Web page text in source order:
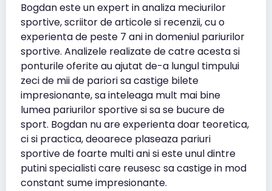
Bogdan este un expert in analiza meciurilor
sportive, scriitor de articole si recenzii, cu o
experienta de peste 7 ani in domeniul pariurilor
sportive. Analizele realizate de catre acesta si
ponturile oferite au ajutat de-a lungul timpului
zeci de mii de pariori sa castige bilete
impresionante, sa inteleaga mult mai bine
lumea pariurilor sportive si sa se bucure de
sport. Bogdan nu are experienta doar teoretica,
ci si practica, deoarece plaseaza pariuri
sportive de foarte multi ani si este unul dintre
putini specialisti care reusesc sa castige in mod
constant sume impresionante.